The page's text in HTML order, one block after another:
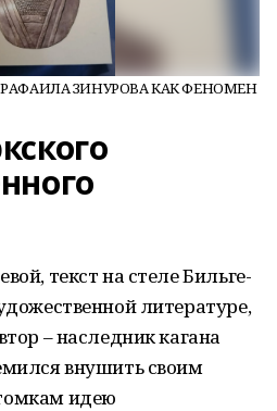
ЗИНУРОВА КАК ФЕНОМЕН
текст на стеле Бильге-
литературе,
– наследник кагана
внушить своим
идею